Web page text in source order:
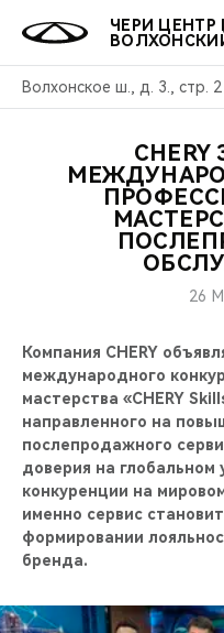
ЧЕРИ ЦЕНТР
Волхонское ш., д. 3., стр. 2
ВСЕ МОДЕЛИ
СЕДАНЫ
НОВИНКИ
ВЫБОР И ПОКУПКА
КРЕДИТ И СТРАХОВАНИЕ
ЗАПЧАСТИ И АКСЕССУАРЫ
CHERY CONNECT
ЛЮДИ CHERY
БЛАГОТВОРИТЕЛЬНОСТЬ
CHERY REMOTE
CHERY И СПОРТ
НАШИ МЕРОПРИЯТИЯ
ВЫГОДЫ И АКЦИИ
ВЫБОР И ПОКУПКА
О
26
Компания CHERY
международного
мастерства «CHERY
направленного на
послепродажного
доверия на глобальном
конкуренции на
именно сервис
формировании
бренда.